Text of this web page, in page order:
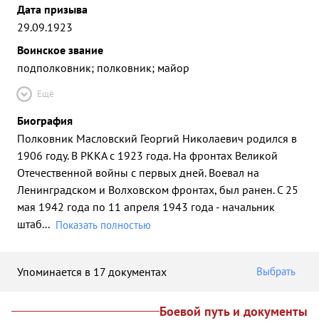
Дата призыва
29.09.1923
Воинское звание
подполковник; полковник; майор
Ещё
Биография
Полковник Масловский Георгий Николаевич родился в
1906 году. В РККА с 1923 года. На фронтах Великой
Отечественной войны с первых дней. Воевал на
Ленинградском и Волховском фронтах, был ранен. С 25
мая 1942 года по 11 апреля 1943 года - начальник
штаб... Показать полностью
Упоминается в 17 документах Выбрать
Боевой путь и документы